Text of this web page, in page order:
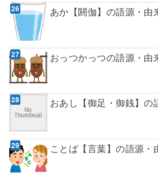
あか【閼伽】の語源・由
おっつかっつの語源・由
おあし【御足・御銭】の
ことば【言葉】の語源・